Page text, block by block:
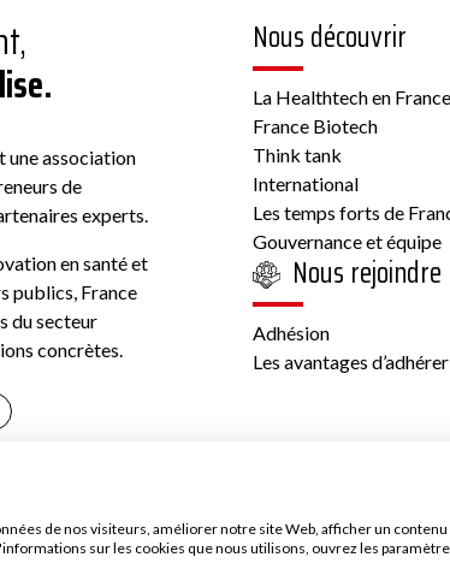
une association
de
experts.
en santé et
publics, France
du secteur
concrètes.
Nous découvrir
La Healthtech en France
France Biotech
Think tank
International
Les temps forts de
Gouvernance et équipe
Nous rejoindre
Adhésion
Les avantages
Conditions générales d’utilisation et mentions
de nos visiteurs, améliorer notre site Web, afficher un
sur les cookies que nous utilisons, ouvrez les